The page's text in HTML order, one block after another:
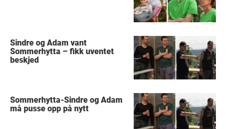
Sindre og Adam vant
Sommerhytta – fikk uventet
beskjed
Sommerhytta-Sindre og Adam
må pusse opp på nytt